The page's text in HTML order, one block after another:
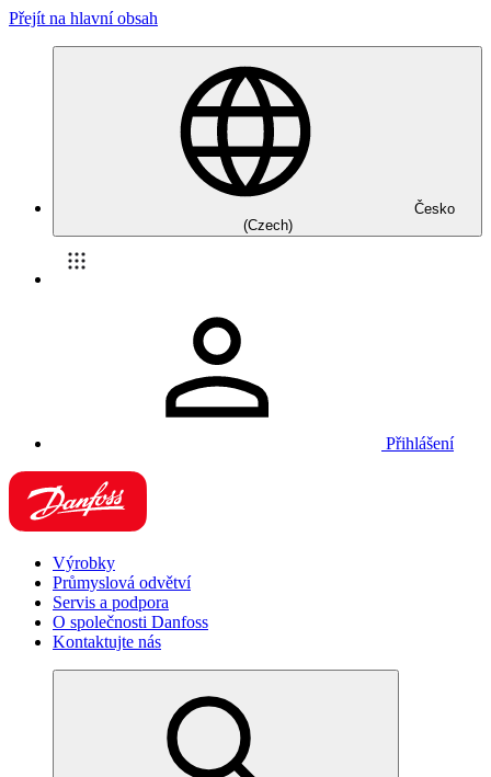
Přejít na hlavní obsah
Česko
(Czech)
Přihlášení
Výrobky
Průmyslová odvětví
Servis a podpora
O společnosti Danfoss
Kontaktujte nás